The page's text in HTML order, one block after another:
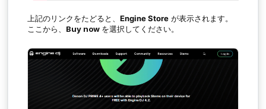
上記のリンクをたどると、 Engine Store が表示されます。
ここから、 Buy now を選択してください。